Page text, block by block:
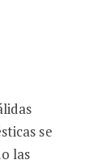
se
las